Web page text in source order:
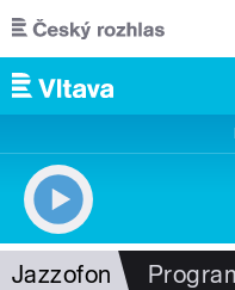
Přejít k hlavnímu obsahu
Jazzofon